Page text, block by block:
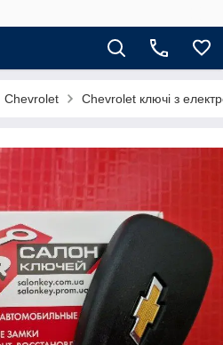
Chevrolet Chevrolet ключі з